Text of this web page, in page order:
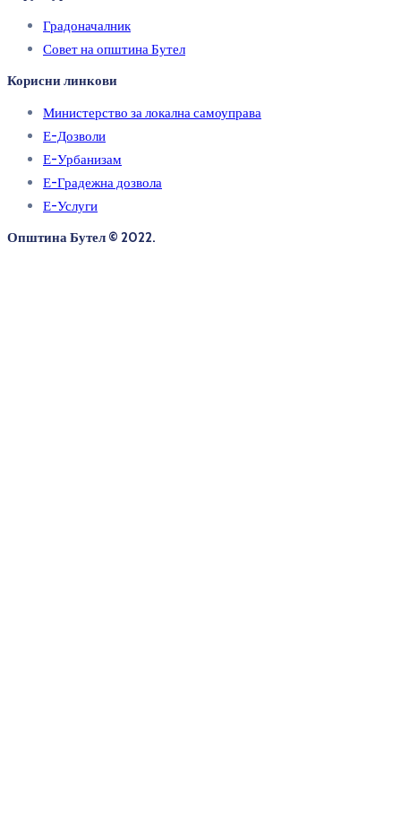
Градоначалник
Совет на општина Бутел
Корисни линкови
Министерство за локална самоуправа
Е-Дозволи
Е-Урбанизам
Е-Градежна дозвола
Е-Услуги
Општина Бутел © 2022.